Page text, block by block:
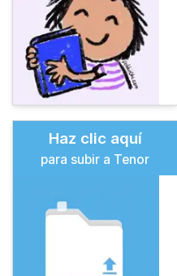
Haz clic aquí
para subir a Tenor